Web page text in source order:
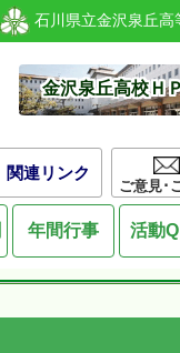
石川県立金沢泉丘高
金沢泉丘高校Ｈ
関連リンク
ご意見･
年間行事 活動